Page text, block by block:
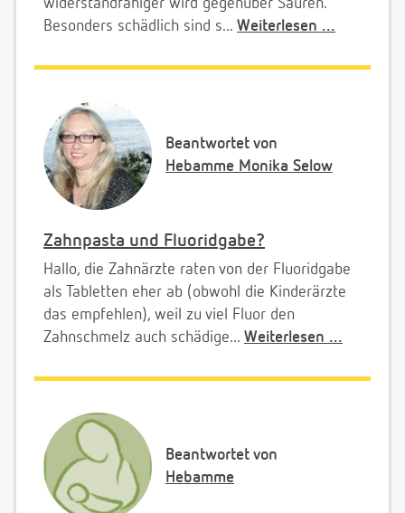
Besonders schädlich sind s... Weiterlesen ...
Beantwortet von
Hebamme Monika Selow
Zahnpasta und Fluoridgabe?
Hallo, die Zahnärzte raten von der Fluoridgabe
als Tabletten eher ab (obwohl die Kinderärzte
das empfehlen), weil zu viel Fluor den
Zahnschmelz auch schädige... Weiterlesen ...
Beantwortet von
Hebamme